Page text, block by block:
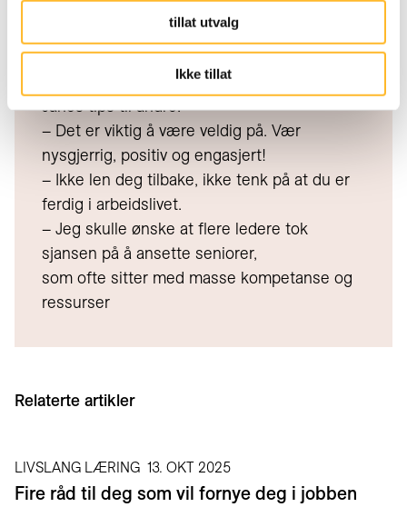
tillat utvalg
Ikke tillat
Janes tips til andre:
– Det er viktig å være veldig på. Vær
nysgjerrig, positiv og engasjert!
– Ikke len deg tilbake, ikke tenk på at du er
ferdig i arbeidslivet.
– Jeg skulle ønske at flere ledere tok
sjansen på å ansette seniorer,
som ofte sitter med masse kompetanse og
ressurser
Relaterte artikler
LIVSLANG LÆRING 13. OKT 2025
Fire råd til deg som vil fornye deg i jobben